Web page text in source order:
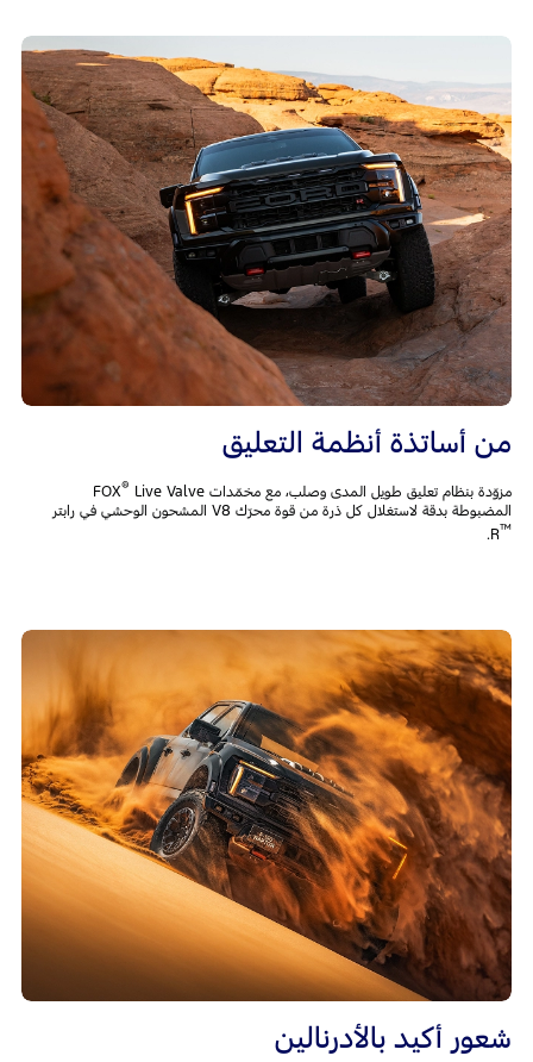
من أساتذة أنظمة التعليق
مزوّدة بنظام تعليق طويل المدى وصلب، مع مخمّدات FOX ® Live Valve
المضبوطة بدقة لاستغلال كل ذرة من قوة محرّك V8 المشحون الوحشي في رابتر
™
R.
شعور أكيد بالأدرنالين